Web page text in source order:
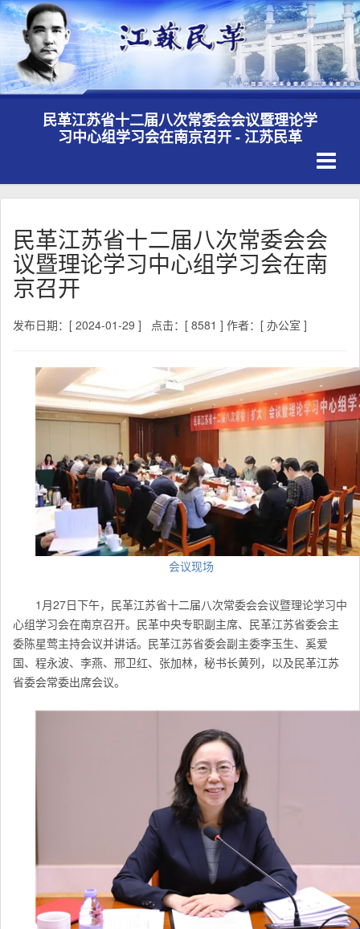
民革江苏省十二届八次常委会会议暨理论学
习中心组学习会在南京召开 - 江苏民革
民革江苏省十二届八次常委会会
议暨理论学习中心组学习会在南
京召开
发布日期：[ 2024-01-29 ] 点击：[ 8581 ] 作者：[ 办公室 ]
会议现场
1月27日下午，民革江苏省十二届八次常委会会议暨理论学习中
心组学习会在南京召开。民革中央专职副主席、民革江苏省委会主
委陈星莺主持会议并讲话。民革江苏省委会副主委李玉生、奚爱
国、程永波、李燕、邢卫红、张加林，秘书长黄列，以及民革江苏
省委会常委出席会议。